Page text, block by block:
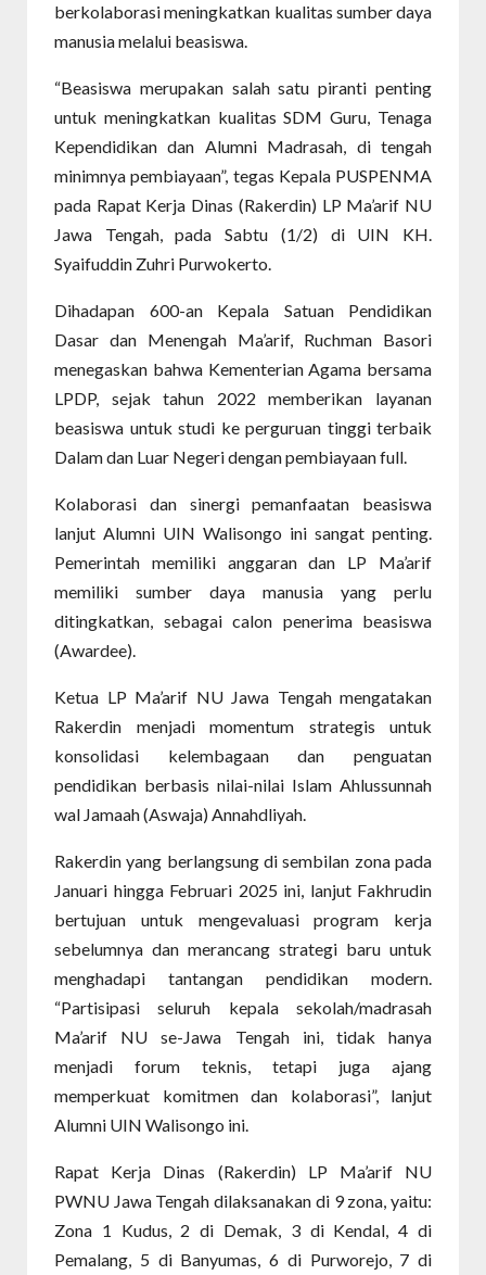
berkolaborasi meningkatkan kualitas sumber daya
manusia melalui beasiswa.
“Beasiswa merupakan salah satu piranti penting
untuk meningkatkan kualitas SDM Guru, Tenaga
Kependidikan dan Alumni Madrasah, di tengah
minimnya pembiayaan”, tegas Kepala PUSPENMA
pada Rapat Kerja Dinas (Rakerdin) LP Ma’arif NU
Jawa Tengah, pada Sabtu (1/2) di UIN KH.
Syaifuddin Zuhri Purwokerto.
Dihadapan 600-an Kepala Satuan Pendidikan
Dasar dan Menengah Ma’arif, Ruchman Basori
menegaskan bahwa Kementerian Agama bersama
LPDP, sejak tahun 2022 memberikan layanan
beasiswa untuk studi ke perguruan tinggi terbaik
Dalam dan Luar Negeri dengan pembiayaan full.
Kolaborasi dan sinergi pemanfaatan beasiswa
lanjut Alumni UIN Walisongo ini sangat penting.
Pemerintah memiliki anggaran dan LP Ma’arif
memiliki sumber daya manusia yang perlu
ditingkatkan, sebagai calon penerima beasiswa
(Awardee).
Ketua LP Ma’arif NU Jawa Tengah mengatakan
Rakerdin menjadi momentum strategis untuk
konsolidasi kelembagaan dan penguatan
pendidikan berbasis nilai-nilai Islam Ahlussunnah
wal Jamaah (Aswaja) Annahdliyah.
Rakerdin yang berlangsung di sembilan zona pada
Januari hingga Februari 2025 ini, lanjut Fakhrudin
bertujuan untuk mengevaluasi program kerja
sebelumnya dan merancang strategi baru untuk
menghadapi tantangan pendidikan modern.
“Partisipasi seluruh kepala sekolah/madrasah
Ma’arif NU se-Jawa Tengah ini, tidak hanya
menjadi forum teknis, tetapi juga ajang
memperkuat komitmen dan kolaborasi”, lanjut
Alumni UIN Walisongo ini.
Rapat Kerja Dinas (Rakerdin) LP Ma’arif NU
PWNU Jawa Tengah dilaksanakan di 9 zona, yaitu:
Zona 1 Kudus, 2 di Demak, 3 di Kendal, 4 di
Pemalang, 5 di Banyumas, 6 di Purworejo, 7 di